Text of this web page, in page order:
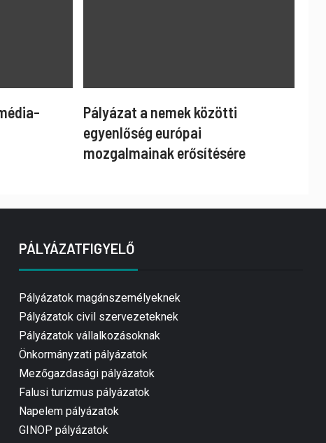
Pályázat a nemek közötti
egyenlőség európai
mozgalmainak erősítésére
PÁLYÁZATFIGYELŐ
Pályázatok magánszemélyeknek
Pályázatok civil szervezeteknek
Pályázatok vállalkozásoknak
Önkormányzati pályázatok
Mezőgazdasági pályázatok
Falusi turizmus pályázatok
Napelem pályázatok
GINOP pályázatok